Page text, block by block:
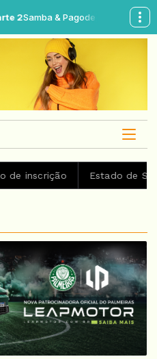
& Pagode das 15:00 às 16:00 -
Estado de São Paulo